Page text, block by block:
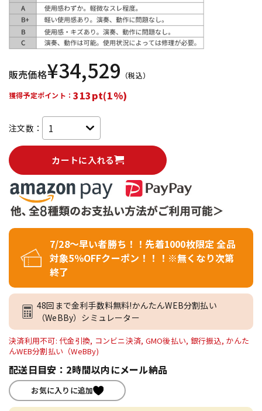
販売価格¥34,529 （税込）
獲得予定ポイント：313pt(1%)
注文数：
カートに入れる
7/28～早い者勝ち！！先着1000枚限定 全品
対象5％OFFクーポン！！！※無くなり次第
終了
48回まで金利手数料無料!かんたんWEB分割払い
（WeBBy）シミュレーター
決済利用不可: 代金引換, コンビニ決済, GMO後払い, 銀行振込, かんた
んWEB分割払い（WeBBy)
配送日目安：2時間以内にメール納品
お気に入りに追加